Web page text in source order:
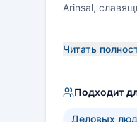
Arinsal,
Читать
Подходит
Деловых